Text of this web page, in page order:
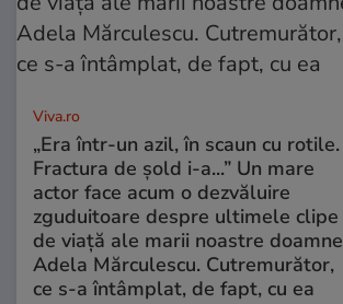
Viva.ro
„Era într-un azil, în scaun cu rotile.
Fractura de șold i-a...” Un mare
actor face acum o dezvăluire
zguduitoare despre ultimele clipe
de viață ale marii noastre doamne
Adela Mărculescu. Cutremurător,
ce s-a întâmplat, de fapt, cu ea